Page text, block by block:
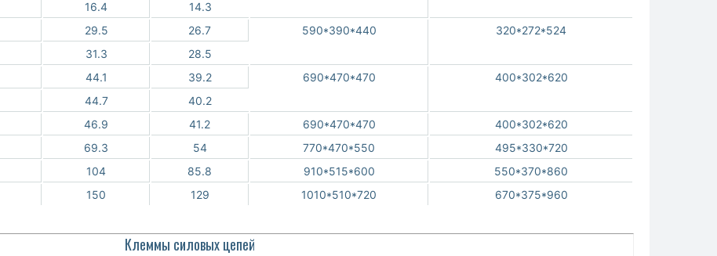
16.4
14.3
29.5 26.7 590*390*440
320*272*524
31.3
28.5
44.1 39.2 690*470*470
400*302*620
44.7
40.2
46.9 41.2 690*470*470
400*302*620
69.3 54 770*470*550
495*330*720
104 85.8 910*515*600
550*370*860
150 129 1010*510*720 670*375*960
Клеммы силовых цепей